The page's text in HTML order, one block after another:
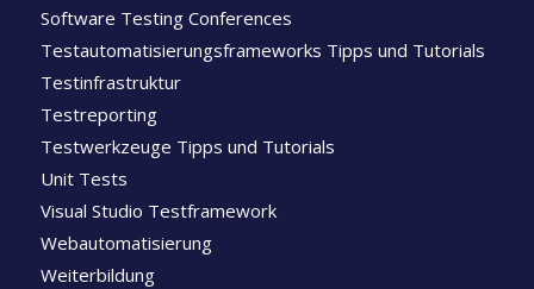
Software Testing Conferences
Testautomatisierungsframeworks Tipps und Tutorials
Testinfrastruktur
Testreporting
Testwerkzeuge Tipps und Tutorials
Unit Tests
Visual Studio Testframework
Webautomatisierung
Weiterbildung